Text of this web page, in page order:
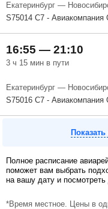
Екатеринбург —
S75014 С7 - Авиакомпания
16:55 — 21:10
3 ч 15 мин в пути
Екатеринбург —
S75016 С7 - Авиакомпания
Полное расписание
поможет вам выбрать
на вашу дату и посмотреть
*Время местное. Цены в